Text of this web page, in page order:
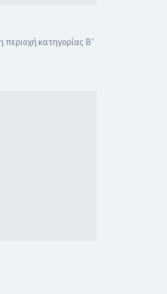
κατηγορίας Β’